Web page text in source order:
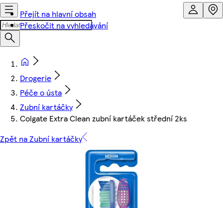
Přejít na hlavní obsah
Přeskočit na vyhledávání
Drogerie
Péče o ústa
Zubní kartáčky
Colgate Extra Clean zubní kartáček střední 2ks
Zpět na Zubní kartáčky